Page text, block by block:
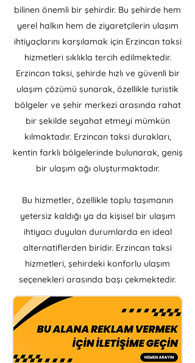
bilinen önemli bir şehirdir. Bu şehirde hem
yerel halkın hem de ziyaretçilerin ulaşım
ihtiyaçlarını karşılamak için Erzincan taksi
hizmetleri sıklıkla tercih edilmektedir.
Erzincan taksi, şehirde hızlı ve güvenli bir
ulaşım çözümü sunarak, özellikle turistik
bölgeler ve şehir merkezi arasında rahat
bir şekilde seyahat etmeyi mümkün
kılmaktadır. Erzincan taksi durakları,
kentin farklı bölgelerinde bulunarak, geniş
bir ulaşım ağı oluşturmaktadır.
Bu hizmetler, özellikle toplu taşımanın
yetersiz kaldığı ya da kişisel bir ulaşım
ihtiyacı duyulan durumlarda en ideal
alternatiflerden biridir. Erzincan taksi
hizmetleri, şehirdeki konforlu ulaşım
seçenekleri arasında başı çekmektedir.